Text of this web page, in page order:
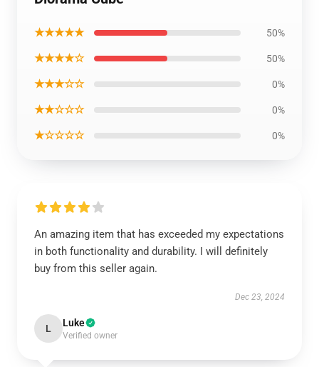
★★★★★ 50%
★★★★☆ 50%
★★★☆☆ 0%
★★☆☆☆ 0%
★☆☆☆☆ 0%
An amazing item that has exceeded my expectations
in both functionality and durability. I will definitely
buy from this seller again.
Dec 23, 2024
L Luke
Verified owner